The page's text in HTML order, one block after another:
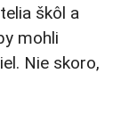
škôl a
mohli
Nie skoro,